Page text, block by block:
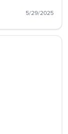
5/29/2025